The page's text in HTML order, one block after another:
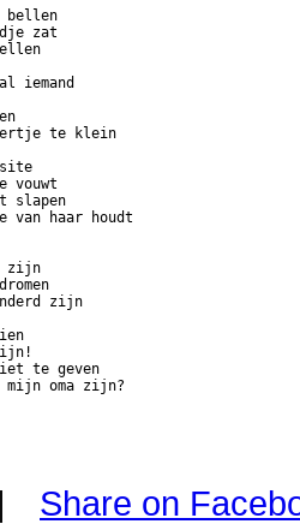
bellen
zat
iemand
te klein
vouwt
slapen
van haar houdt
zijn
zijn
te geven
oma zijn?
| Share on